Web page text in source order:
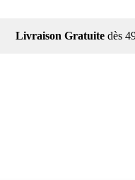
Livraison Gratuitedès